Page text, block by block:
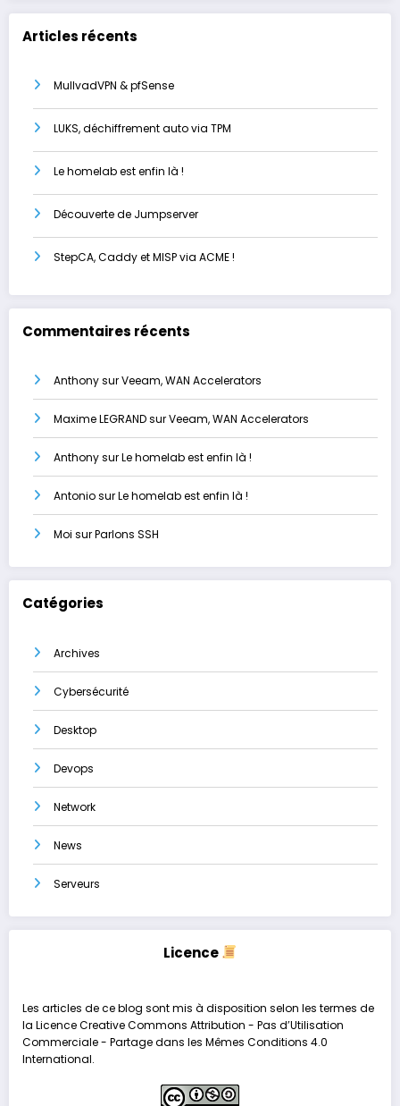
Articles récents
MullvadVPN & pfSense
LUKS, déchiffrement auto via TPM
Le homelab est enfin là !
Découverte de Jumpserver
StepCA, Caddy et MISP via ACME !
Commentaires récents
AnthonysurVeeam, WAN Accelerators
Maxime LEGRANDsurVeeam, WAN Accelerators
AnthonysurLe homelab est enfin là !
AntoniosurLe homelab est enfin là !
Moi surParlons SSH
Catégories
Archives
Cybersécurité
Desktop
Devops
Network
News
Serveurs
Licence
Les articles de ce blog sont mis à disposition selon les termes de
la Licence Creative Commons Attribution - Pas d’Utilisation
Commerciale - Partage dans les Mêmes Conditions 4.0
International.